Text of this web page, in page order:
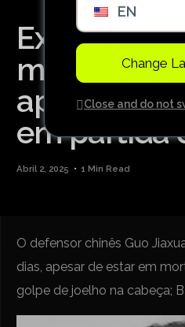
Ex-jogador
morre aos
após
em partida
Abril 2, 2025 1 Min Read
O defensor chinês Guo
dias, apesar de estar em
golpe de joelho na cabeça;
EN
Change
Close and do not